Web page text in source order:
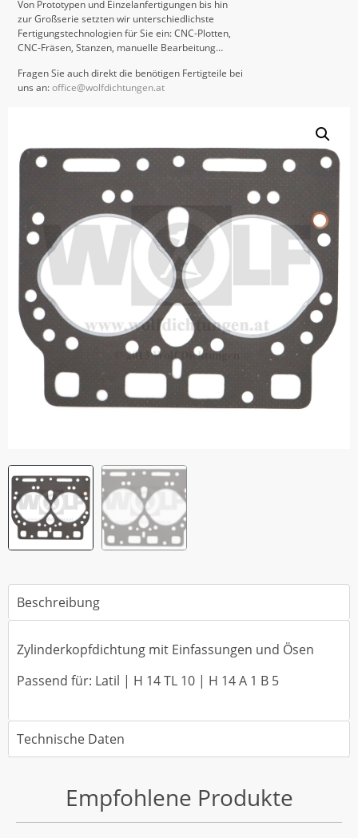
Von Prototypen und Einzelanfertigungen bis hin
zur Großserie setzten wir unterschiedlichste
Fertigungstechnologien für Sie ein: CNC-Plotten,
CNC-Fräsen, Stanzen, manuelle Bearbeitung…
Fragen Sie auch direkt die benötigen Fertigteile bei
uns an:office@wolfdichtungen.at
Beschreibung
Zylinderkopfdichtung mit Einfassungen und Ösen
Passend für: Latil | H 14 TL 10 | H 14 A 1 B 5
Technische Daten
Empfohlene Produkte